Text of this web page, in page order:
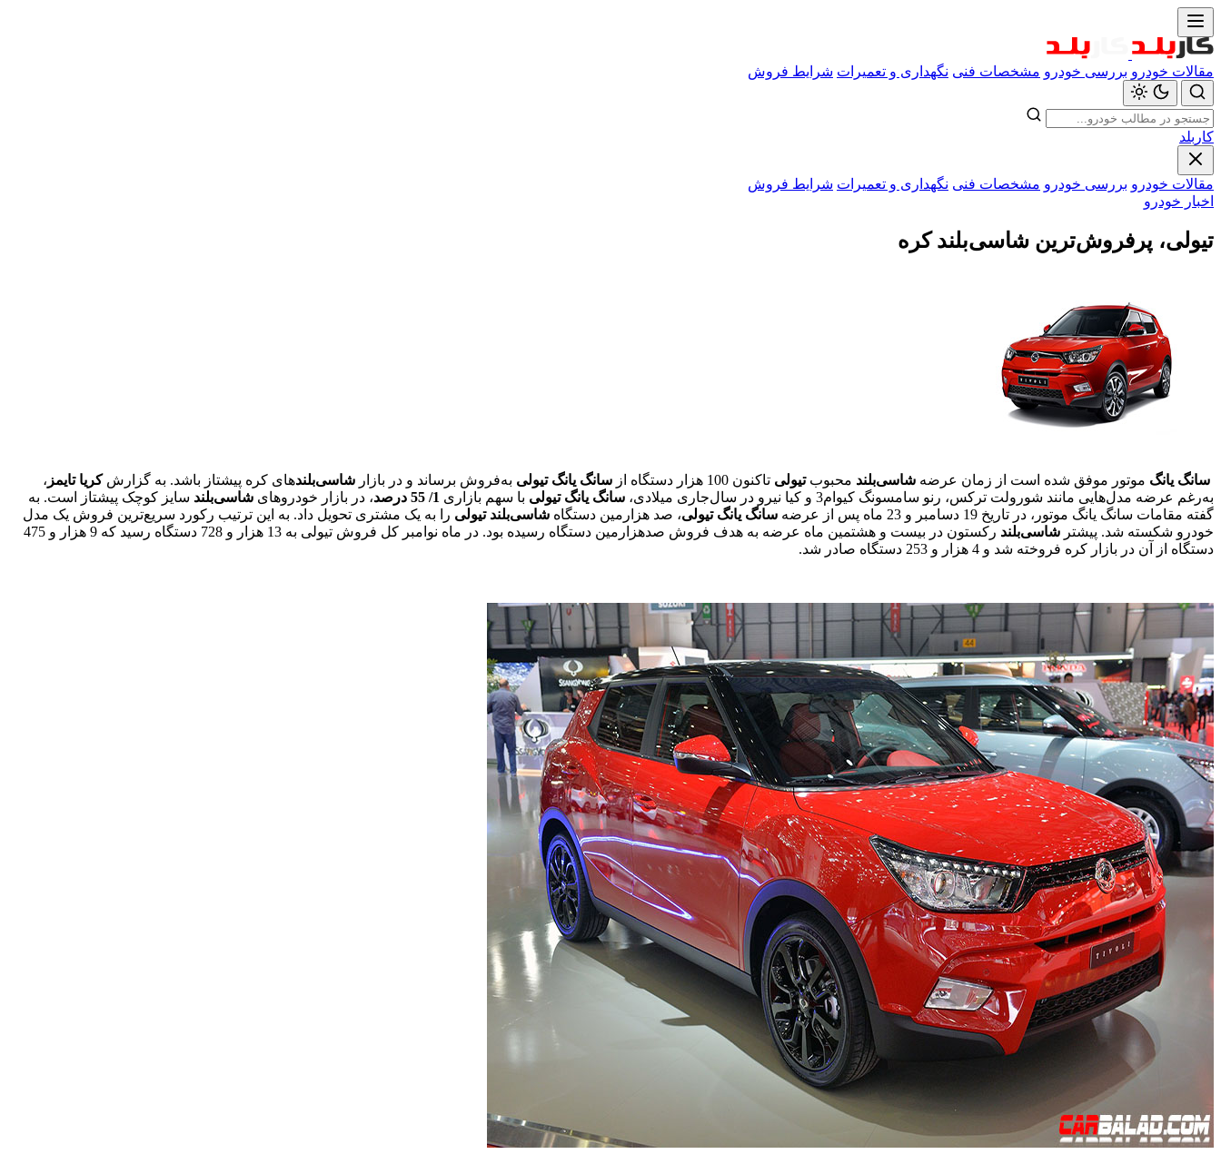
مقالات خودرو بررسی خودرو مشخصات فنی نگهداری و تعمیرات شرایط فروش
کاربلد
مقالات خودرو بررسی خودرو مشخصات فنی نگهداری و تعمیرات شرایط فروش
اخبار خودرو
تیولی، پرفروش‌ترین شاسی‌بلند کره
سانگ یانگ موتور موفق شده است از زمان عرضه شاسیبلند محبوبتیولی تاکنون 100 هزار دستگاه از سانگ یانگ تیولی به‌فروش برساند و در بازار شاسیبلندهای کره پیشتاز باشد. به گزارشکریا تایمز ،
به‌رغم عرضه مدل‌هایی مانند شورولت ترکس، رنو سامسونگ کیو‌ام‌3 و کیا نیرو در سال‌جاری میلادی،
سانگ یانگ تیولی با سهم بازاری 1/ 55 درصد، در بازار خودروهای شاسیبلند سایز کوچک پیشتاز است. به
گفته مقامات سانگ یانگ موتور، در تاریخ 19 دسامبر و 23 ماه پس از عرضه
سانگ یانگ تیولی، صد هزارمین دستگاه شاسیبلند تیولی را به یک مشتری تحویل داد. به این ترتیب رکورد سریع‌ترین فروش یک مدل
خودرو شکسته شد. پیشتر شاسیبلند
رکستون در بیست و هشتمین ماه عرضه به هدف فروش صدهزارمین دستگاه رسیده بود. در ماه نوامبر کل فروش تیولی به 13 هزار و 728 دستگاه رسید که 9 هزار و 475
دستگاه از آن در بازار کره فروخته شد و 4 هزار و 253 دستگاه صادر شد.